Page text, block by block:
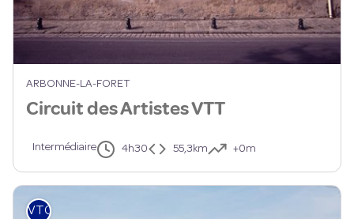
ARBONNE-LA-FORET
Circuit des Artistes VTT
Intermédiaire 4h30 55,3km +0m
VTC